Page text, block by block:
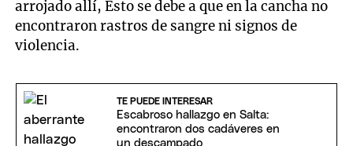
arrojado allí, Esto se debe a que en la cancha no
encontraron rastros de sangre ni signos de
violencia.
TE PUEDE INTERESAR
Escabroso hallazgo en Salta:
encontraron dos cadáveres en
un descampado